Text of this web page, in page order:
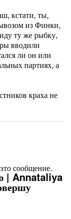
кстати, ты,
из Финки,
ту же рыбку,
вводили
ли он или
партиях, а
краха не
сообщение.
| Annataliya